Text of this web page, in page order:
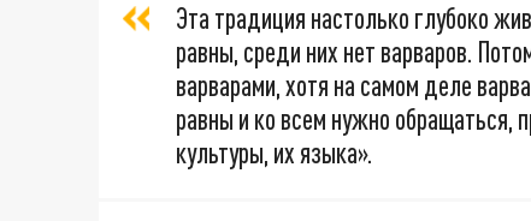
Эта традиция настолько глубоко
равны, среди них нет варваров.
варварами, хотя на самом деле
равны и ко всем нужно обращаться,
культуры, их языка».